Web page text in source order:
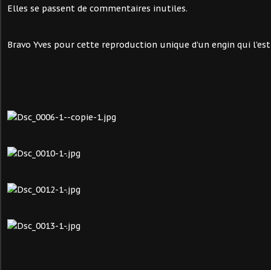
Elles se passent de commentaires inutiles.
Bravo Yves pour cette reproduction unique d'un engin qui